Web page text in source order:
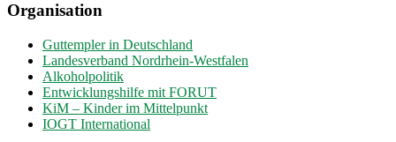
Organisation
Guttempler in Deutschland
Landesverband Nordrhein-Westfalen
Alkoholpolitik
Entwicklungshilfe mit FORUT
KiM – Kinder im Mittelpunkt
IOGT International